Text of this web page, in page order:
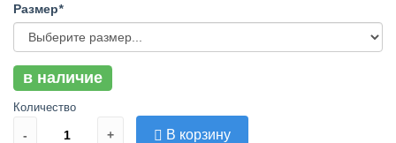
Размер*
в наличие
Количество
- + В корзину